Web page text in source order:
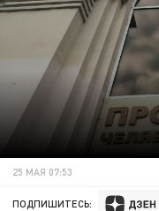
25 МАЯ 07:53
ПОДПИШИТЕСЬ: